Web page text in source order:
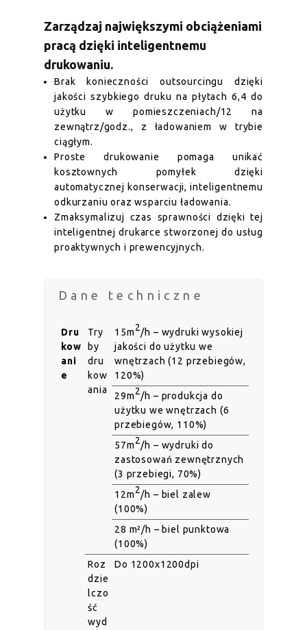
Zarządzaj największymi obciążeniami
pracą dzięki inteligentnemu
drukowaniu.
Brak konieczności outsourcingu dzięki
jakości szybkiego druku na płytach 6,4 do
użytku w pomieszczeniach/12 na
zewnątrz/godz., z ładowaniem w trybie
ciągłym.
Proste drukowanie pomaga unikać
kosztownych pomyłek dzięki
automatycznej konserwacji, inteligentnemu
odkurzaniu oraz wsparciu ładowania.
Zmaksymalizuj czas sprawności dzięki tej
inteligentnej drukarce stworzonej do usług
proaktywnych i prewencyjnych.
Dane techniczne
Dru
kow
ani
e
Try
by
dru
kow
ania
15m2/h – wydruki wysokiej
jakości do użytku we
wnętrzach (12 przebiegów,
120%)
29m2/h – produkcja do
użytku we wnętrzach (6
przebiegów, 110%)
57m2/h – wydruki do
zastosowań zewnętrznych
(3 przebiegi, 70%)
12m2/h – biel zalew
(100%)
28 m²/h – biel punktowa
(100%)
Roz
dzie
lczo
ść
wyd
Do 1200x1200dpi